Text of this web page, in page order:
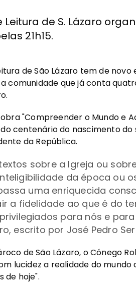
de S. Lázaro
21h15.
de São Lázaro tem de
a comunidade que já conta
"Compreender o Mundo e
do centenário do nascimento
da República.
sobre a Igreja ou
da época ou
uma enriquecida
a fidelidade ao que é do
para nós e
escrito por José Pedro
de São Lázaro, o Cónego
lucidez a realidade do
de hoje".